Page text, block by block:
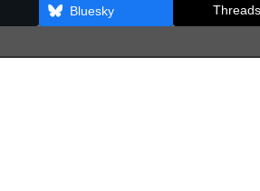
Bluesky Threads